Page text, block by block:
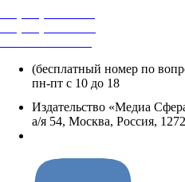
(бесплатный номер по
пн-пт с 10 до 18
Издательство «Медиа
а/я 54, Москва, Россия,